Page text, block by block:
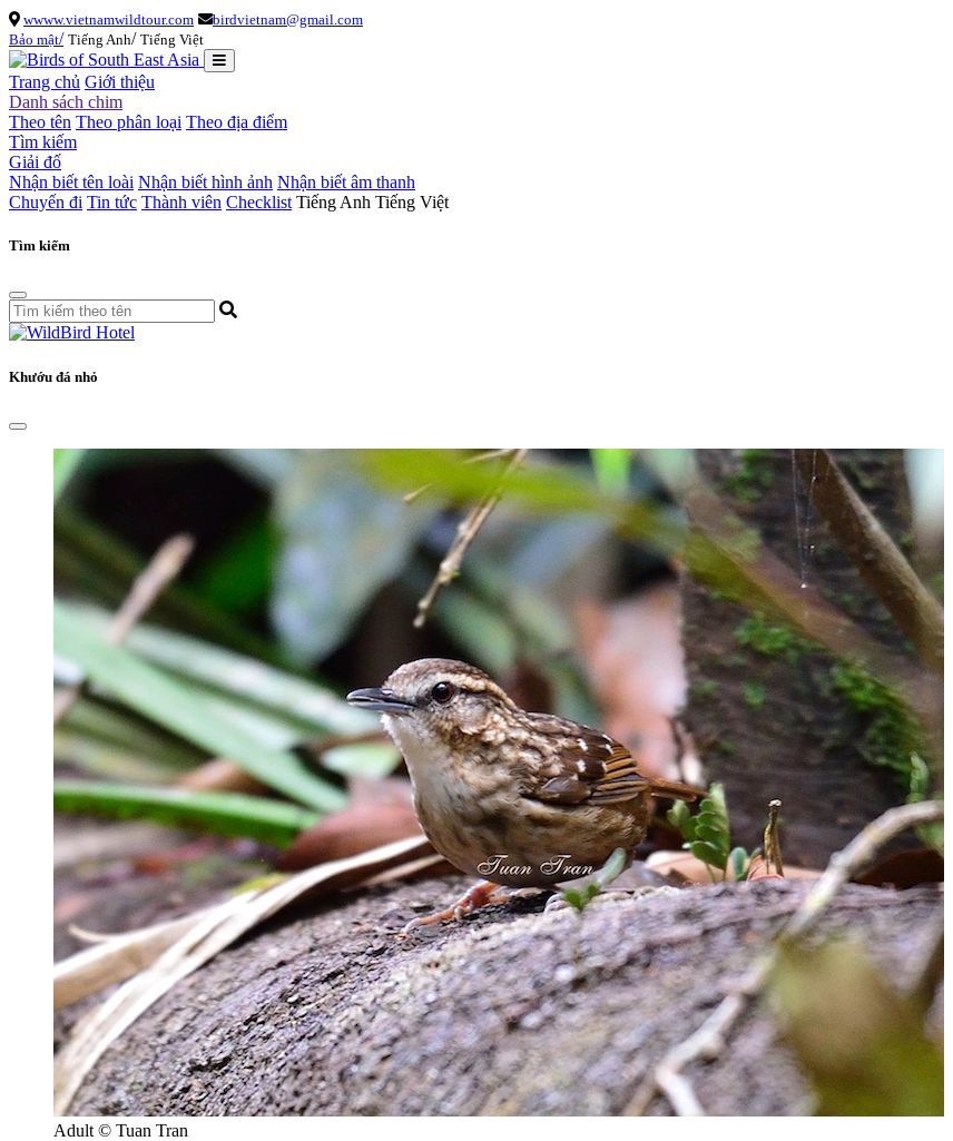
wwww.vietnamwildtour.com
birdvietnam@gmail.com
Bảo mật/ Tiếng Anh/ Tiếng Việt
Trang chủ Giới thiệu
Danh sách chim
Theo tên Theo phân loại Theo địa điểm
Tìm kiếm
Giải đố
Nhận biết tên loài Nhận biết hình ảnh Nhận biết âm thanh
Chuyến đi Tin tức Thành viên Checklist Tiếng Anh Tiếng Việt
Tìm kiếm
Khướu đá nhỏ
Adult © Tuan Tran